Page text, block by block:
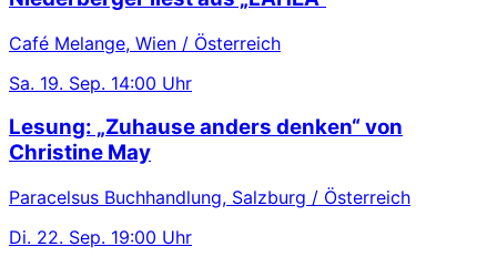
Café Melange, Wien / Österreich
Sa. 19. Sep. 14:00 Uhr
Lesung: „Zuhause anders denken“ von
Christine May
Paracelsus Buchhandlung, Salzburg / Österreich
Di. 22. Sep. 19:00 Uhr